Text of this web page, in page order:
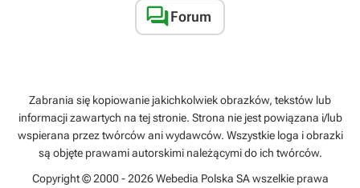
Forum
Zabrania się kopiowanie jakichkolwiek obrazków, tekstów lub
informacji zawartych na tej stronie. Strona nie jest powiązana i/lub
wspierana przez twórców ani wydawców. Wszystkie loga i obrazki
są objęte prawami autorskimi należącymi do ich twórców.
Copyright © 2000 - 2026 Webedia Polska SA wszelkie prawa